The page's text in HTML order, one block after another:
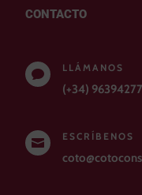
CONTACTO

LLÁMANOS
(+34)

ESCRÍBENOS